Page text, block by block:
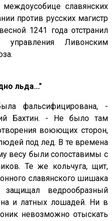
славянских
против русских магистр
1241 года отстранил
управления Ливонским
льда..."
фальсифицирована, -
Бахтин. - Не было там
воюющих сторон,
под лед. В те времена
весу были сопоставимы с
Те же кольчуга, щит,
славянского шишака
ведрообразный
и латных лошадей. Ни в
невозможно отыскать